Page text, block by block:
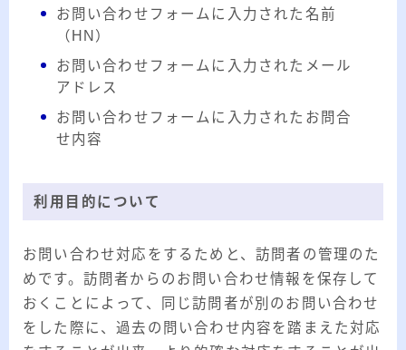
お問い合わせフォームに入力された名前
（HN）
お問い合わせフォームに入力されたメール
アドレス
お問い合わせフォームに入力されたお問合
せ内容
利用目的について
お問い合わせ対応をするためと、訪問者の管理のた
めです。訪問者からのお問い合わせ情報を保存して
おくことによって、同じ訪問者が別のお問い合わせ
をした際に、過去の問い合わせ内容を踏まえた対応